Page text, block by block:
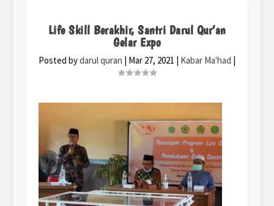
Life Skill Berakhir, Santri Darul Qur’an
Gelar Expo
Posted bydarul quran | Mar 27, 2021 | Kabar Ma'had |